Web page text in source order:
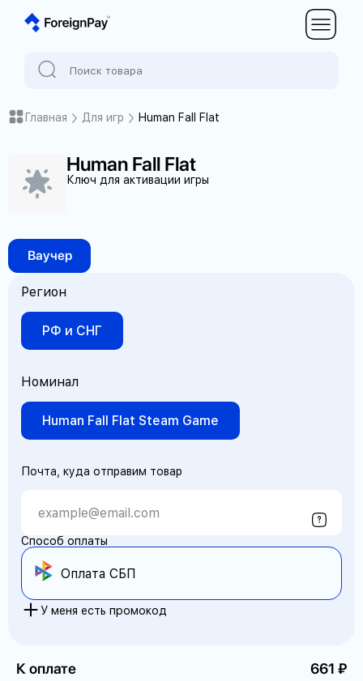
Главная Для игр Human Fall Flat
Human Fall Flat
Ключ для активации игры
Ваучер
Регион
РФ и СНГ
Почта, куда отправим товар
Номинал
Human Fall Flat Steam Game
Способ оплаты
Оплата СБП
У меня есть промокод
К оплате 661